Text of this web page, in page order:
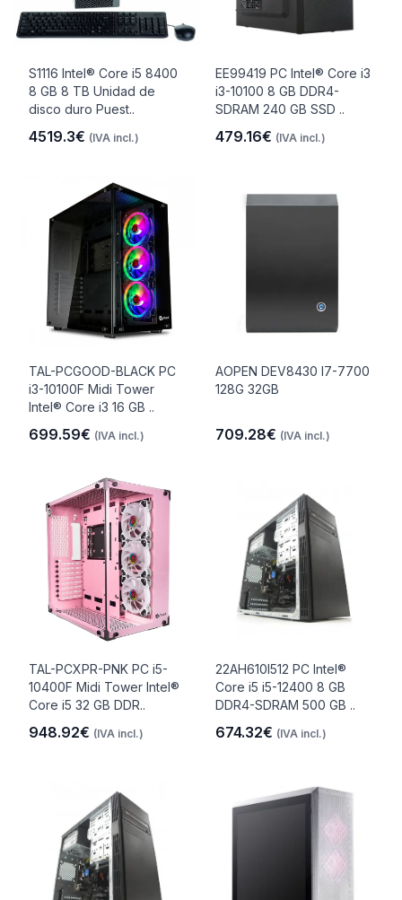
S1116 Intel® Core i5 8400
8 GB 8 TB Unidad de
disco duro Puest..
4519.3€ (IVA incl.)
EE99419 PC Intel® Core i3
i3-10100 8 GB DDR4-
SDRAM 240 GB SSD ..
479.16€ (IVA incl.)
TAL-PCGOOD-BLACK PC
i3-10100F Midi Tower
Intel® Core i3 16 GB ..
699.59€ (IVA incl.)
AOPEN DEV8430 I7-7700
128G 32GB
709.28€ (IVA incl.)
TAL-PCXPR-PNK PC i5-
10400F Midi Tower Intel®
Core i5 32 GB DDR..
948.92€ (IVA incl.)
22AH610I512 PC Intel®
Core i5 i5-12400 8 GB
DDR4-SDRAM 500 GB ..
674.32€ (IVA incl.)